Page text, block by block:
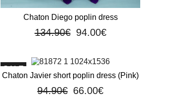
Chaton Diego poplin dress
134.90€ 94.00€
SALE
Chaton Javier short poplin dress (Pink)
94.90€ 66.00€